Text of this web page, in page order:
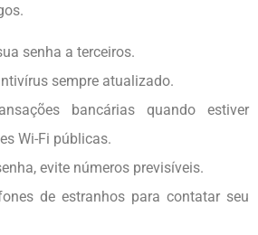
senha a terceiros.
sempre atualizado.
bancárias quando estiver
Wi-Fi públicas.
evite números previsíveis.
de estranhos para contatar seu